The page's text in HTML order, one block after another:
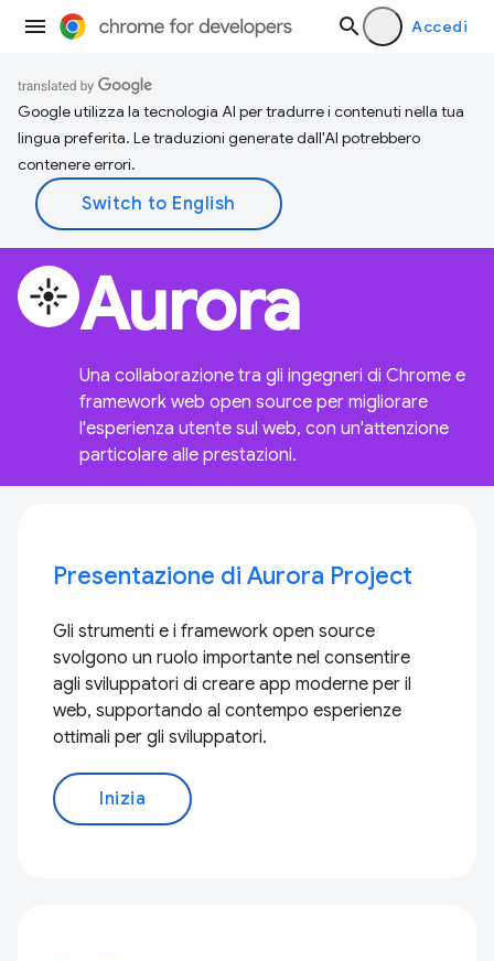
Accedi
Google utilizza la tecnologia AI per tradurre i contenuti nella tua
lingua preferita. Le traduzioni generate dall'AI potrebbero
contenere errori.
flare Aurora
Una collaborazione tra gli ingegneri di Chrome e
framework web open source per migliorare
l'esperienza utente sul web, con un'attenzione
particolare alle prestazioni.
Presentazione di Aurora Project
Gli strumenti e i framework open source
svolgono un ruolo importante nel consentire
agli sviluppatori di creare app moderne per il
web, supportando al contempo esperienze
ottimali per gli sviluppatori.
Inizia